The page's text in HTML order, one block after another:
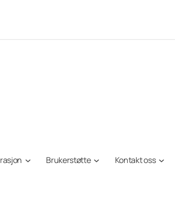
Brukerstøtte Kontakt oss